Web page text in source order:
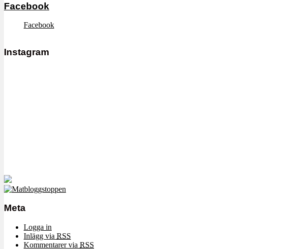
Facebook
Facebook
Instagram
Meta
Logga in
Inlägg via RSS
Kommentarer via RSS